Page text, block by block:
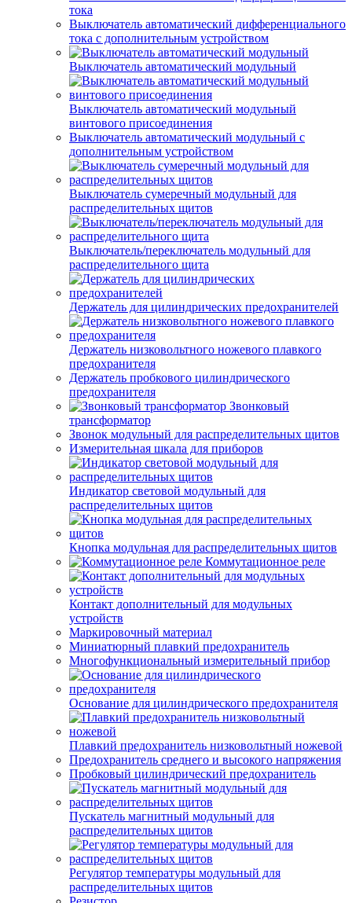
тока
Выключатель автоматический дифференциального
тока с дополнительным устройством
Выключатель автоматический модульный
Выключатель автоматический модульный
винтового присоединения
Выключатель автоматический модульный с
дополнительным устройством
Выключатель сумеречный модульный для
распределительных щитов
Выключатель/переключатель модульный для
распределительного щита
Держатель для цилиндрических предохранителей
Держатель низковольтного ножевого плавкого
предохранителя
Держатель пробкового цилиндрического
предохранителя
Звонковый
трансформатор
Звонок модульный для распределительных щитов
Измерительная шкала для приборов
Индикатор световой модульный для
распределительных щитов
Кнопка модульная для распределительных щитов
Коммутационное реле
Контакт дополнительный для модульных
устройств
Маркировочный материал
Миниатюрный плавкий предохранитель
Многофункциональный измерительный прибор
Основание для цилиндрического предохранителя
Плавкий предохранитель низковольтный ножевой
Предохранитель среднего и высокого напряжения
Пробковый цилиндрический предохранитель
Пускатель магнитный модульный для
распределительных щитов
Регулятор температуры модульный для
распределительных щитов